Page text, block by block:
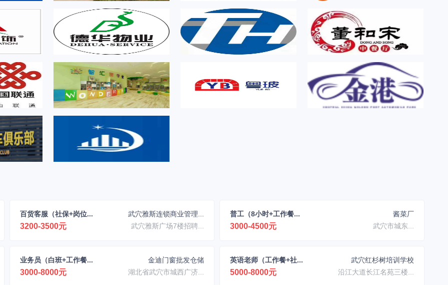
百货客服（社保+岗位... 武穴雅斯连锁商业管理...
3200-3500元 武穴雅斯广场7楼招聘...
普工（8小时+工作餐... 酱菜厂
3000-4500元 武穴市城东...
业务员（白班+工作餐... 金迪门窗批发仓储
3000-8000元 湖北省武穴市城西广济...
英语老师（工作餐+社... 武穴红杉树培训学校
5000-8000元 沿江大道长江名苑三楼...